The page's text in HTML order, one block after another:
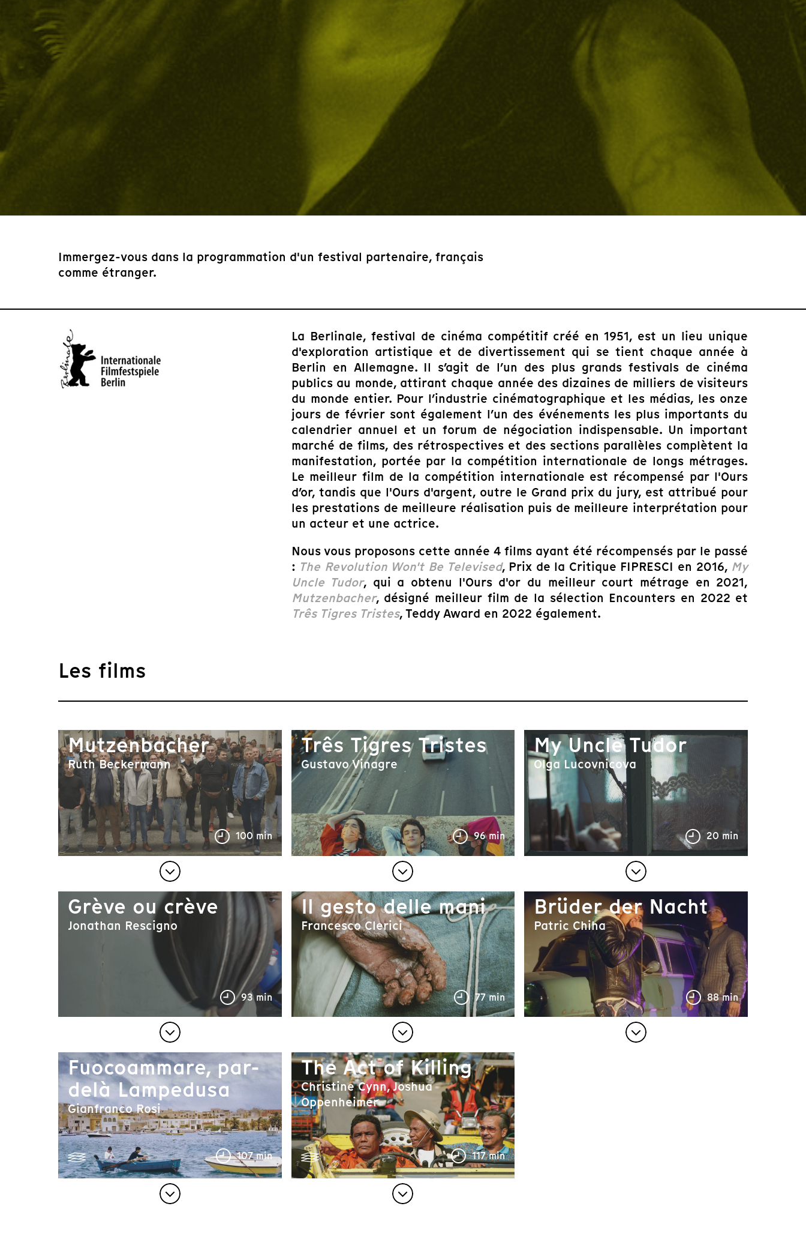
Immergez-vous dans la programmation d'un festival partenaire, français
comme étranger.
La Berlinale, festival de cinéma compétitif créé en 1951, est un lieu unique
d'exploration artistique et de divertissement qui se tient chaque année à
Berlin en Allemagne. Il s’agit de l’un des plus grands festivals de cinéma
publics au monde, attirant chaque année des dizaines de milliers de visiteurs
du monde entier. Pour l’industrie cinématographique et les médias, les onze
jours de février sont également l’un des événements les plus importants du
calendrier annuel et un forum de négociation indispensable. Un important
marché de films, des rétrospectives et des sections parallèles complètent la
manifestation, portée par la compétition internationale de longs métrages.
Le meilleur film de la compétition internationale est récompensé par l'Ours
d’or, tandis que l'Ours d'argent, outre le Grand prix du jury, est attribué pour
les prestations de meilleure réalisation puis de meilleure interprétation pour
un acteur et une actrice.
Nous vous proposons cette année 4 films ayant été récompensés par le passé
: The Revolution Won't Be Televised, Prix de la Critique FIPRESCI en 2016, My
Uncle Tudor, qui a obtenu l'Ours d'or du meilleur court métrage en 2021,
Mutzenbacher, désigné meilleur film de la sélection Encounters en 2022 et
Três Tigres Tristes, Teddy Award en 2022 également.
Les films
Mutzenbacher
Ruth Beckermann
100 min
Três Tigres Tristes
Gustavo Vinagre
96 min
My Uncle Tudor
Olga Lucovnicova
20 min
Grève ou crève
Jonathan Rescigno
93 min
Il gesto delle mani
Francesco Clerici
77 min
Brüder der Nacht
Patric Chiha
88 min
Fuocoammare, par-
delà Lampedusa
Gianfranco Rosi
107 min
The Act of Killing
Christine Cynn, Joshua
Oppenheimer
117 min